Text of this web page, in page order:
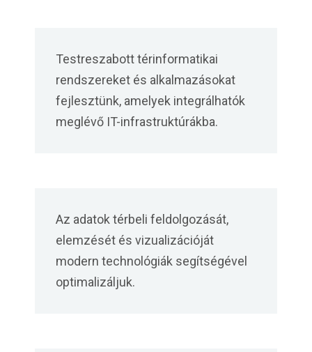
Testreszabott térinformatikai
rendszereket és alkalmazásokat
fejlesztünk, amelyek integrálhatók
meglévő IT-infrastruktúrákba.
Az adatok térbeli feldolgozását,
elemzését és vizualizációját
modern technológiák segítségével
optimalizáljuk.